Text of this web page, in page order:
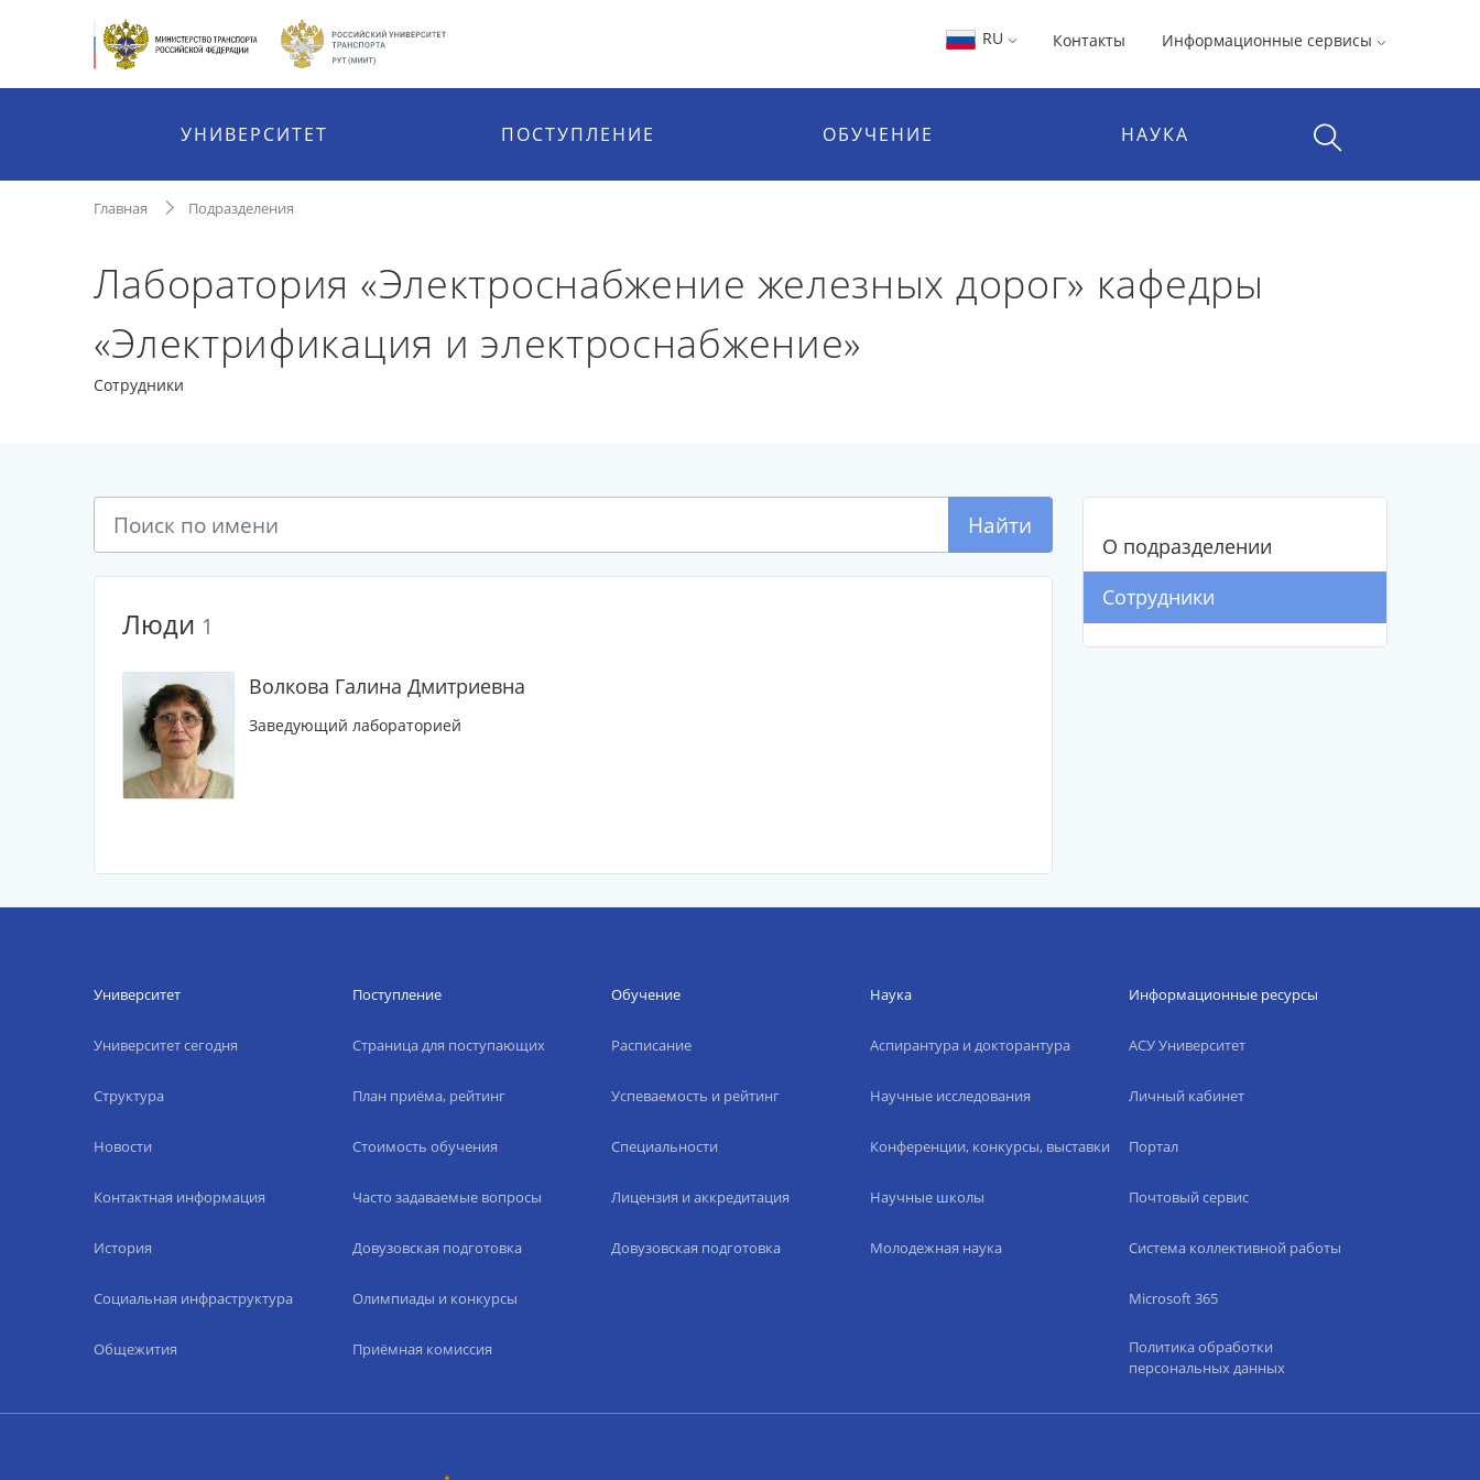
RU Контакты Информационные сервисы
УНИВЕРСИТЕТ ПОСТУПЛЕНИЕ ОБУЧЕНИЕ НАУКА
Главная Подразделения
Лаборатория «Электроснабжение железных дорог» кафедры
«Электрификация и электроснабжение»
Сотрудники
Найти
Люди 1
Волкова Галина Дмитриевна
Заведующий лабораторией
О подразделении
Сотрудники
Университет
Университет сегодня
Структура
Новости
Контактная информация
История
Социальная инфраструктура
Общежития
Поступление
Страница для поступающих
План приёма, рейтинг
Стоимость обучения
Часто задаваемые вопросы
Довузовская подготовка
Олимпиады и конкурсы
Приёмная комиссия
Обучение
Расписание
Успеваемость и рейтинг
Специальности
Лицензия и аккредитация
Довузовская подготовка
Наука
Аспирантура и докторантура
Научные исследования
Конференции, конкурсы, выставки
Научные школы
Молодежная наука
Информационные ресурсы
АСУ Университет
Личный кабинет
Портал
Почтовый сервис
Система коллективной работы
Microsoft 365
Политика обработки
персональных данных